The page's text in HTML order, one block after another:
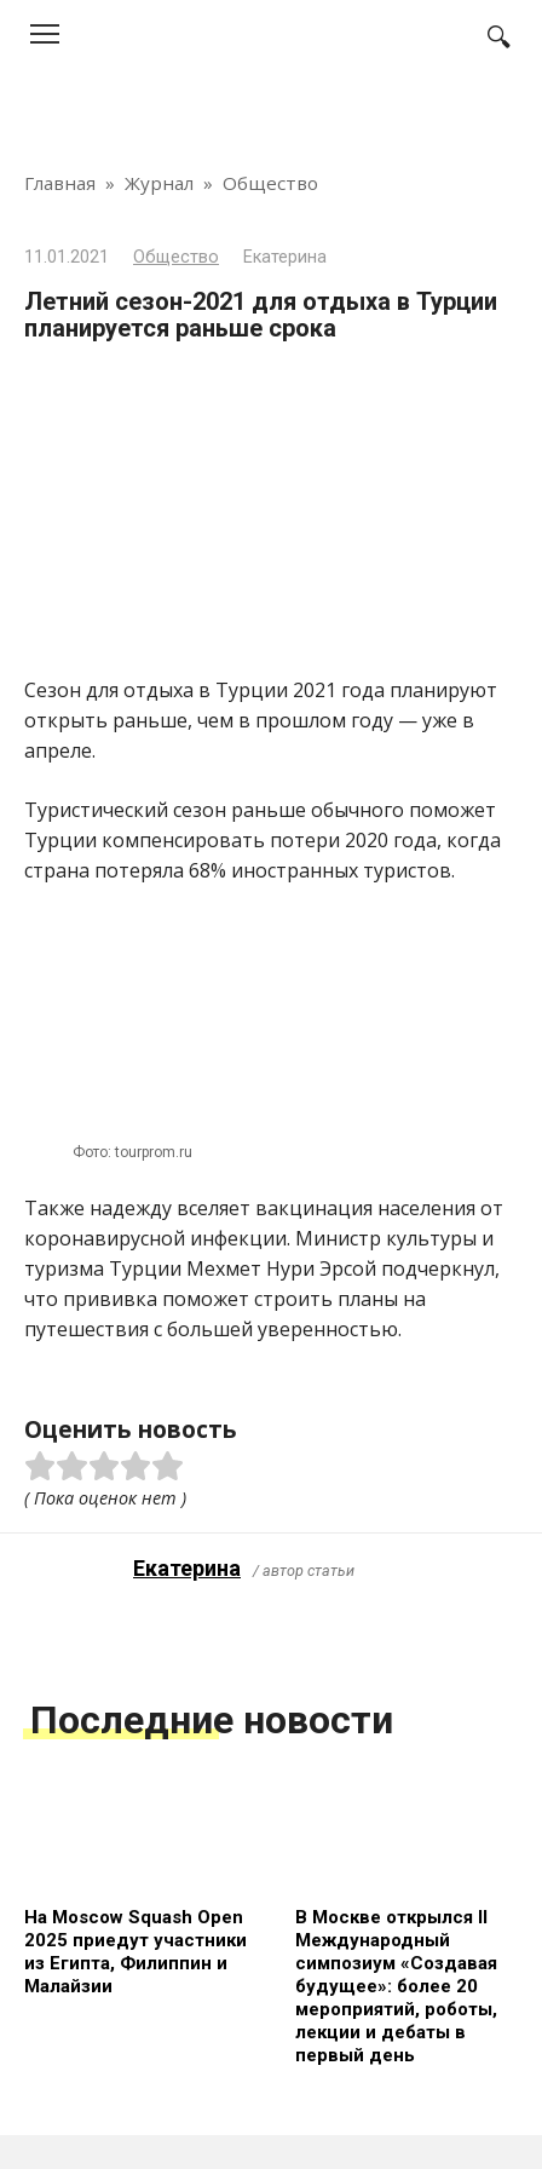
Главная » Журнал » Общество
11.01.2021 Общество Екатерина
Летний сезон-2021 для отдыха в Турции
планируется раньше срока
Сезон для отдыха в Турции 2021 года планируют
открыть раньше, чем в прошлом году — уже в
апреле.
Туристический сезон раньше обычного поможет
Турции компенсировать потери 2020 года, когда
страна потеряла 68% иностранных туристов.
Фото: tourprom.ru
Также надежду вселяет вакцинация населения от
коронавирусной инфекции. Министр культуры и
туризма Турции Мехмет Нури Эрсой подчеркнул,
что прививка поможет строить планы на
путешествия с большей уверенностью.
Оценить новость
( Пока оценок нет )
Екатерина / автор статьи
Последние новости
На Moscow Squash Open
2025 приедут участники
из Египта, Филиппин и
Малайзии
В Москве открылся II
Международный
симпозиум «Создавая
будущее»: более 20
мероприятий, роботы,
лекции и дебаты в
первый день